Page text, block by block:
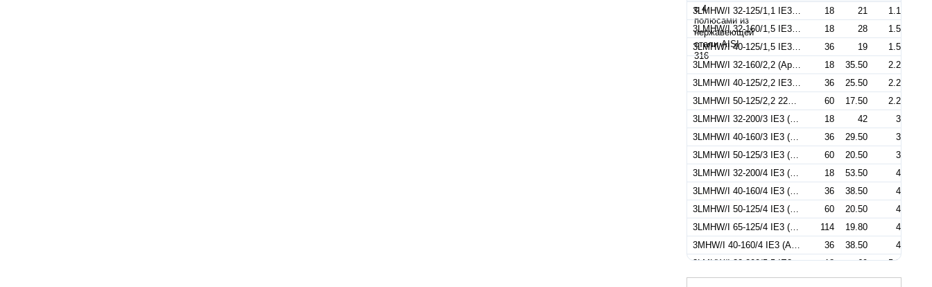
3LMHW/I 32-125/1,1 IE3 (Артикул 1302209204I) 18 21
1.1
3LMHW/I 32-160/1,5 IE3 (Артикул 1302209504I)
18 28
1.5
3LMHW/I 40-125/1,5 IE3 (Артикул 1322379204I)
36 19
1.5
3LMHW/I 32-160/2,2 (Артикул 1302309204I)
18 35.50
2.2
3LMHW/I 40-125/2,2 IE3 (Артикул 1322279404I)
36 25.50
2.2
3LMHW/I 50-125/2,2 220/380-50IE3 (Артикул 1332509204I)
60 17.50
2.2
3LMHW/I 32-200/3 IE3 (Артикул 1312409204I)
18 42
3
3LMHW/I 40-160/3 IE3 (Артикул 1322409504I)
36 29.50
3
3LMHW/I 50-125/3 IE3 (Артикул 1332559204I)
60 20.50
3
3LMHW/I 32-200/4 IE3 (Артикул 1312559204I)
18 53.50
4
3LMHW/I 40-160/4 IE3 (Артикул 1322559204I)
36 38.50
4
3LMHW/I 50-125/4 IE3 (Артикул 1332409304I)
60 20.50
4
3LMHW/I 65-125/4 IE3 (Артикул 1347129204I)
114 19.80
4
3MHW/I 40-160/4 IE3 (Артикул 1320559204I)
36 38.50
4
3LMHW/I 32-200/5,5 IE3 (Артикул 1312759306I)
18 69
5.5
3LMHW/I 40-200/5,5 IE3 (Артикул 1332759204I)
36 45.50
5.5